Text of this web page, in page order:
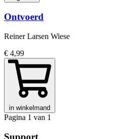
Ontvoerd
Reiner Larsen Wiese
€ 4,99
in winkelmand
Pagina 1 van 1
Support